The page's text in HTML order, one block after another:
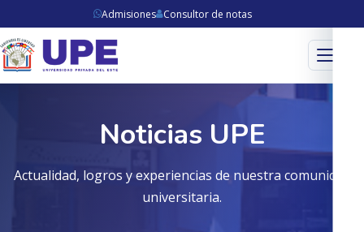
Admisiones Consultor de notas
Menú
Noticias UPE
Actualidad, logros y experiencias de nuestra comunidad
universitaria.